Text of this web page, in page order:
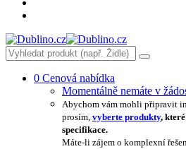
0 Cenová nabídka
Momentálně nemáte v
Abychom vám mohli připravit
prosím, vyberte produkty,
specifikace.
Máte-li zájem o komplexní